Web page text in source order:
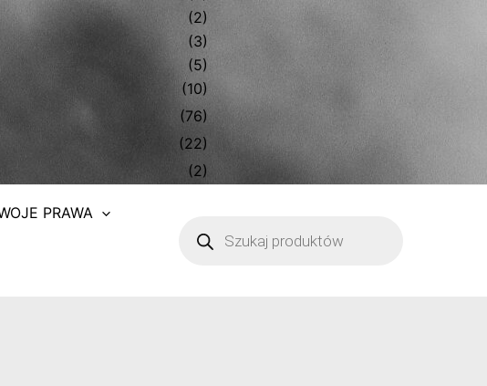
(2)
(3)
(5)
(10)
(76)
(22)
(2)
PRAWA
produktów